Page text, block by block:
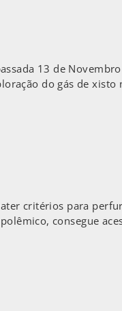
13 de
do gás de
critérios para
consegue